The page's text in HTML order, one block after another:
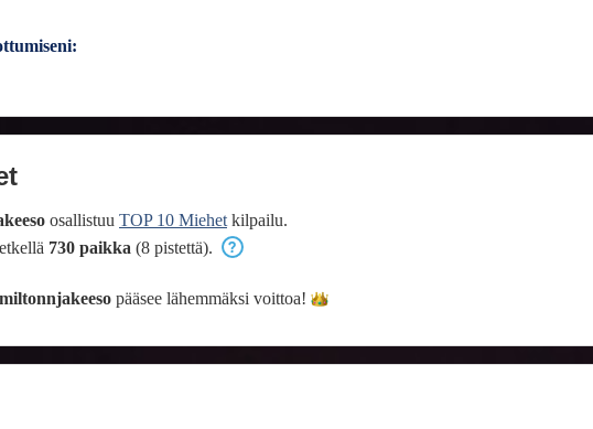
osallistuu TOP 10 Miehet kilpailu.
730 paikka (8 pistettä).
pääsee lähemmäksi voittoa!